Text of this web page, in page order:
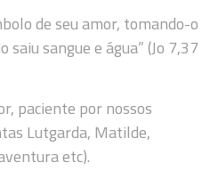
de seu amor, tomando-o
sangue e água” (Jo 7,37
paciente por nossos
Lutgarda, Matilde,
etc).